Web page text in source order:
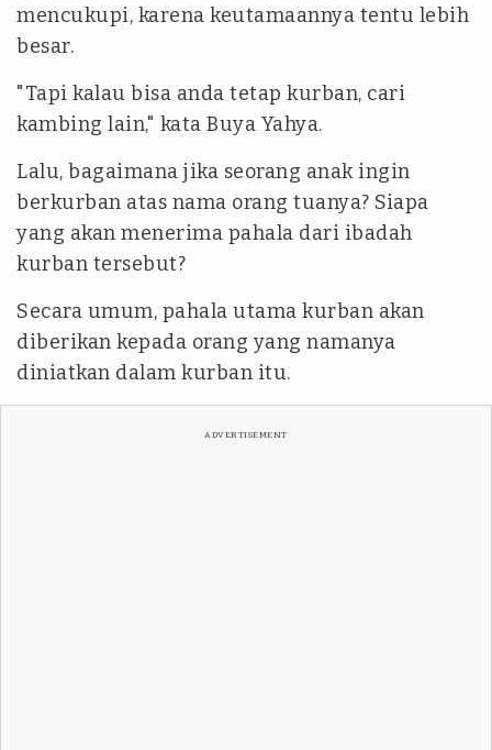
mencukupi, karena keutamaannya tentu lebih
besar.
"Tapi kalau bisa anda tetap kurban, cari
kambing lain," kata Buya Yahya.
Lalu, bagaimana jika seorang anak ingin
berkurban atas nama orang tuanya? Siapa
yang akan menerima pahala dari ibadah
kurban tersebut?
Secara umum, pahala utama kurban akan
diberikan kepada orang yang namanya
diniatkan dalam kurban itu.
ADVERTISEMENT